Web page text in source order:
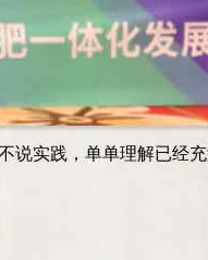
说实践，单单理解已经